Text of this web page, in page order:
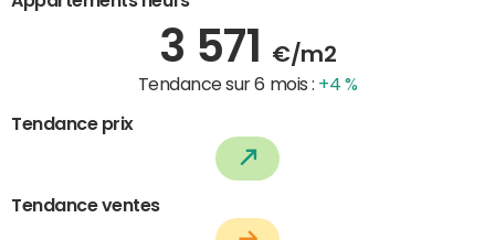
3 571 €/m2
Tendance sur 6 mois : +4 %
Tendance prix
Tendance ventes